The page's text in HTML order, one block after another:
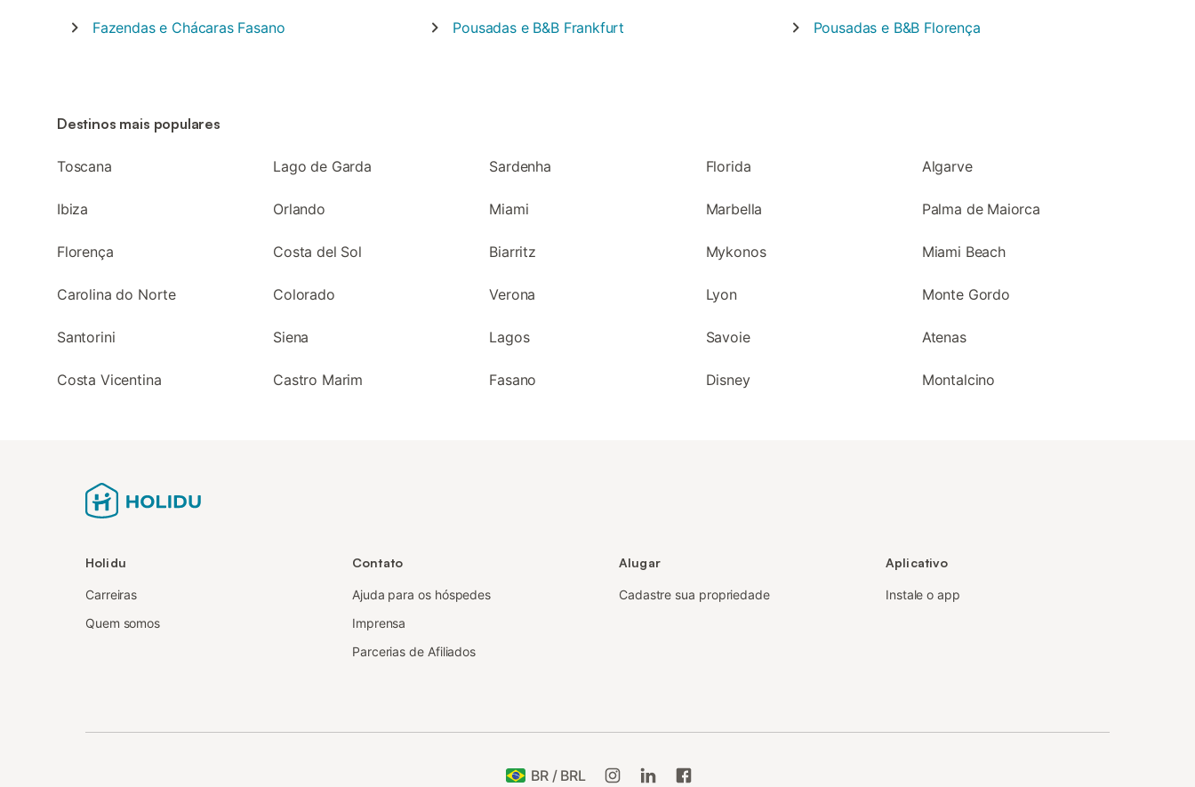
Fazendas e Chácaras Fasano Pousadas e B&B Frankfurt Pousadas e B&B Florença
Destinos mais populares
Toscana Lago de Garda Sardenha Florida Algarve
Ibiza Orlando Miami Marbella Palma de Maiorca
Florença Costa del Sol Biarritz Mykonos Miami Beach
Carolina do Norte Colorado Verona Lyon Monte Gordo
Santorini Siena Lagos Savoie Atenas
Costa Vicentina Castro Marim Fasano Disney Montalcino
Holidu
Carreiras
Quem somos
Contato
Ajuda para os hóspedes
Imprensa
Parcerias de Afiliados
Alugar
Cadastre sua propriedade
Aplicativo
Instale o app
BR / BRL